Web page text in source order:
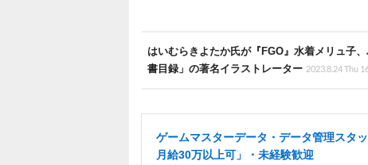
はいむらきよたか氏が『FGO』水着メリュ子
書目録」の著名イラストレーター 2023.8.24 Thu
ゲームマスターデータ・データ管理スタ
月給30万以上可」・未経験歓迎